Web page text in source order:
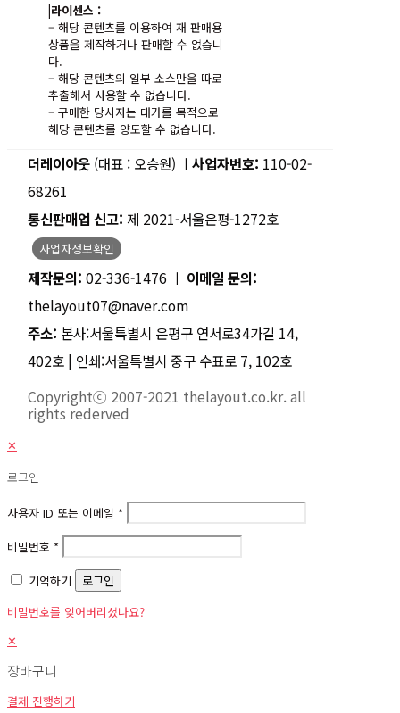
|라이센스 :
– 해당 콘텐츠를 이용하여 재 판매용
상품을 제작하거나 판매할 수 없습니
다.
– 해당 콘텐츠의 일부 소스만을 따로
추출해서 사용할 수 없습니다.
– 구매한 당사자는 대가를 목적으로
해당 콘텐츠를 양도할 수 없습니다.
더레이아웃 (대표 : 오승원) ㅣ 사업자번호: 110-02-
68261
통신판매업 신고: 제 2021-서울은평-1272호
사업자정보확인
제작문의: 02-336-1476 ㅣ 이메일 문의:
thelayout07@naver.com
주소: 본사:서울특별시 은평구 연서로34가길 14,
402호 | 인쇄:서울특별시 중구 수표로 7, 102호
Copyrightⓒ 2007-2021 thelayout.co.kr. all
rights rederved
✕
로그인
사용자 ID 또는 이메일 *
비밀번호 *
기억하기
로그인
비밀번호를 잊어버리셨나요?
✕
장바구니
결제 진행하기